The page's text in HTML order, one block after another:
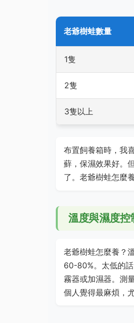
老爺樹蛙數量
1隻
2隻
3隻以上
布置飼養箱時，我
蘚，保濕效果好。
了。老爺樹蛙怎麼
溫度與濕度控
老爺樹蛙怎麼養？
60-80%。太低的
霧器或加濕器。測
個人覺得最麻煩，